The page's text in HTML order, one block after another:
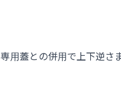
専用蓋との併用で上下逆さ